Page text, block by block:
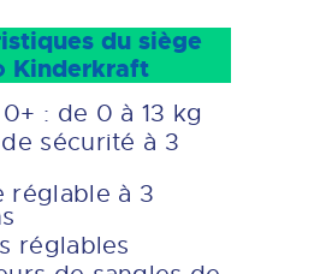
du siège
Kinderkraft
: de 0 à 13 kg
sécurité à 3
réglable à 3
réglables